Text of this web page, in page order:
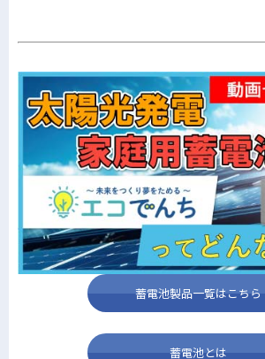
蓄電池製品一覧はこちら
蓄電池とは